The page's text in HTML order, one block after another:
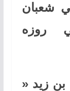
شعبان
روزه
زيد «